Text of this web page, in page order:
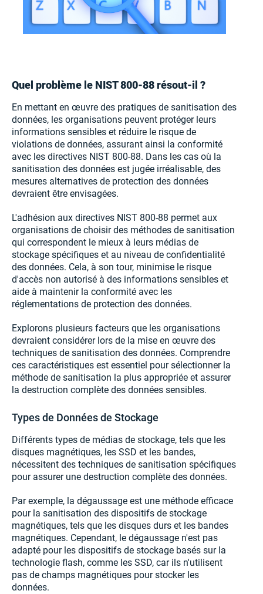
Quel problème le NIST 800-88 résout-il ?
En mettant en œuvre des pratiques de sanitisation des
données, les organisations peuvent protéger leurs
informations sensibles et réduire le risque de
violations de données, assurant ainsi la conformité
avec les directives NIST 800-88. Dans les cas où la
sanitisation des données est jugée irréalisable, des
mesures alternatives de protection des données
devraient être envisagées.
L'adhésion aux directives NIST 800-88 permet aux
organisations de choisir des méthodes de sanitisation
qui correspondent le mieux à leurs médias de
stockage spécifiques et au niveau de confidentialité
des données. Cela, à son tour, minimise le risque
d'accès non autorisé à des informations sensibles et
aide à maintenir la conformité avec les
réglementations de protection des données.
Explorons plusieurs facteurs que les organisations
devraient considérer lors de la mise en œuvre des
techniques de sanitisation des données. Comprendre
ces caractéristiques est essentiel pour sélectionner la
méthode de sanitisation la plus appropriée et assurer
la destruction complète des données sensibles.
Types de Données de Stockage
Différents types de médias de stockage, tels que les
disques magnétiques, les SSD et les bandes,
nécessitent des techniques de sanitisation spécifiques
pour assurer une destruction complète des données.
Par exemple, la dégaussage est une méthode efficace
pour la sanitisation des dispositifs de stockage
magnétiques, tels que les disques durs et les bandes
magnétiques. Cependant, le dégaussage n'est pas
adapté pour les dispositifs de stockage basés sur la
technologie flash, comme les SSD, car ils n'utilisent
pas de champs magnétiques pour stocker les
données.